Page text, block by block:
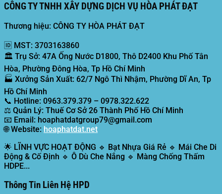
CÔNG TY TNHH XÂY DỰNG DỊCH VỤ HÒA PHÁT ĐẠT
Thương hiệu: CÔNG TY HÒA PHÁT ĐẠT
🆔 MST: 3703163860
🏛️ Trụ Sở: 47A Ống Nước D1800, Thô D2400 Khu Phố Tân
Hòa, Phường Đông Hòa, Tp Hồ Chí Minh
🏭 Xưởng Sản Xuất: 62/7 Ngô Thì Nhậm, Phường Dĩ An, Tp
Hồ Chí Minh
📞 Hotline: 0963.379.379 – 0978.322.622
⚖️ Quản Lý: Thuế Cơ Sở 26 Thành Phố Hồ Chí Minh
📧 Email: hoaphatdatgroup79@gmail.com
🌐Website: hoaphatdat.net
🌟 LĨNH VỰC HOẠT ĐỘNG 🔹 Bạt Nhựa Giá Rẻ 🔹 Mái Che Di
Động & Cố Định 🔹 Ô Dù Che Nắng 🔹 Màng Chống Thấm
HDPE...
Thông Tin Liên Hệ HPD